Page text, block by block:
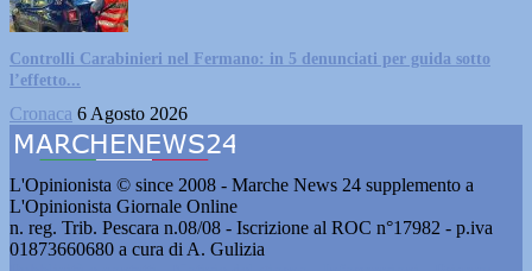
Controlli Carabinieri nel Fermano: in 5 denunciati per guida sotto
l’effetto...
Cronaca 6 Agosto 2026
L'Opinionista © since 2008 - Marche News 24 supplemento a
L'Opinionista Giornale Online
n. reg. Trib. Pescara n.08/08 - Iscrizione al ROC n°17982 - p.iva
01873660680 a cura di A. Gulizia